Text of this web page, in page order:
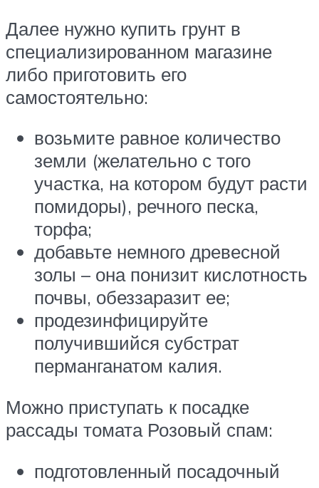
Далее нужно купить грунт в
специализированном магазине
либо приготовить его
самостоятельно:
возьмите равное количество
земли (желательно с того
участка, на котором будут расти
помидоры), речного песка,
торфа;
добавьте немного древесной
золы – она понизит кислотность
почвы, обеззаразит ее;
продезинфицируйте
получившийся субстрат
перманганатом калия.
Можно приступать к посадке
рассады томата Розовый спам:
подготовленный посадочный